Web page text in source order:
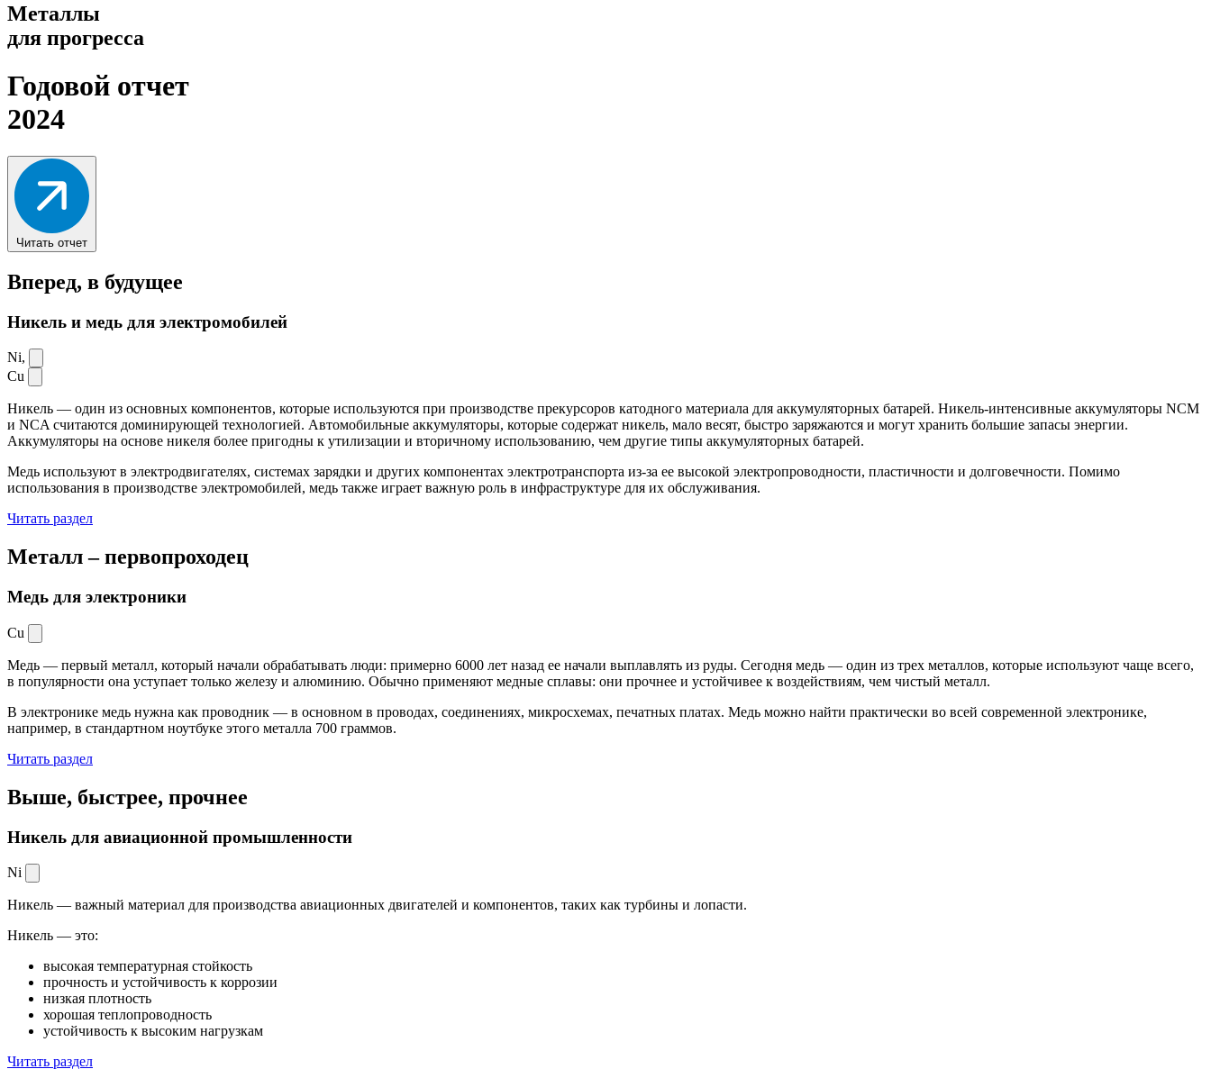
Металлы
для прогресса
Годовой отчет
2024
Читать отчет
Вперед, в будущее
Никель и медь для электромобилей
Ni,
Cu
Никель — один из основных компонентов, которые используются при производстве прекурсоров катодного материала для аккумуляторных батарей. Никель-интенсивные аккумуляторы NCM
и NCA считаются доминирующей технологией. Автомобильные аккумуляторы, которые содержат никель, мало весят, быстро заряжаются и могут хранить большие запасы энергии.
Аккумуляторы на основе никеля более пригодны к утилизации и вторичному использованию, чем другие типы аккумуляторных батарей.
Медь используют в электродвигателях, системах зарядки и других компонентах электротранспорта из-за ее высокой электропроводности, пластичности и долговечности. Помимо
использования в производстве электромобилей, медь также играет важную роль в инфраструктуре для их обслуживания.
Читать раздел
Металл –первопроходец
Медь для электроники
Cu
Медь — первый металл, который начали обрабатывать люди: примерно 6000 лет назад ее начали выплавлять из руды. Сегодня медь — один из трех металлов, которые используют чаще всего,
в популярности она уступает только железу и алюминию. Обычно применяют медные сплавы: они прочнее и устойчивее к воздействиям, чем чистый металл.
В электронике медь нужна как проводник — в основном в проводах, соединениях, микросхемах, печатных платах. Медь можно найти практически во всей современной электронике,
например, в стандартном ноутбуке этого металла 700 граммов.
Читать раздел
Выше, быстрее, прочнее
Никель для авиационной промышленности
Ni
Никель — важный материал для производства авиационных двигателей и компонентов, таких как турбины и лопасти.
Никель — это:
высокая температурная стойкость
прочность и устойчивость к коррозии
низкая плотность
хорошая теплопроводность
устойчивость к высоким нагрузкам
Читать раздел